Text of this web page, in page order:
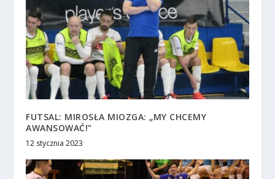
FUTSAL: MIROSŁA MIOZGA: „MY CHCEMY
AWANSOWAĆ!”
12 stycznia 2023